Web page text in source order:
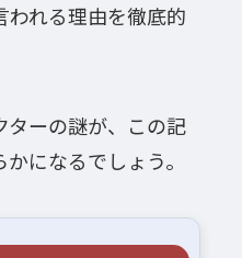
われる理由を徹底的
ターの謎が、この記
になるでしょう。